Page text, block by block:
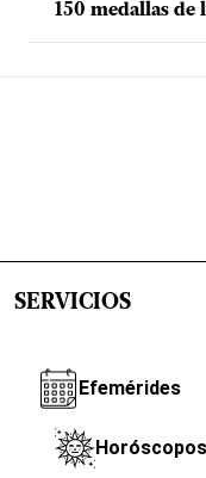
150 medallas de
SERVICIOS
Efemérides
Horóscopos